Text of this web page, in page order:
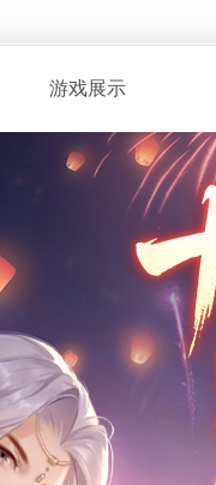
游戏展示
· 桃花美人